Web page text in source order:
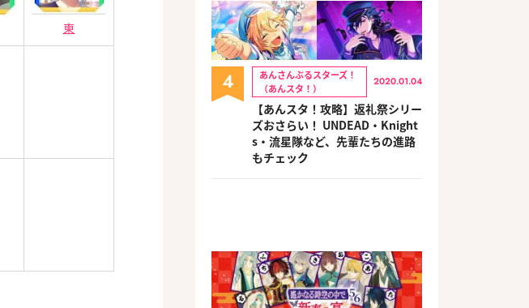
東
4
あんさんぶるスターズ！
（あんスタ！）
2020.01.04
【あんスタ！攻略】返礼祭シリー
ズおさらい！ UNDEAD・Knight
s・流星隊など、先輩たちの進路
もチェック